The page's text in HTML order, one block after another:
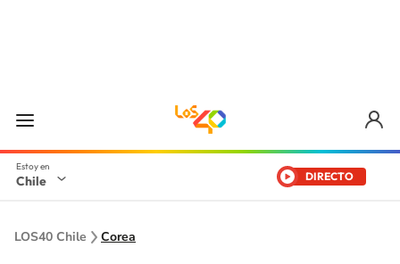
Chile DIRECTO
LOS40 Chile Corea